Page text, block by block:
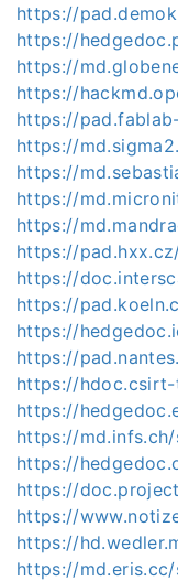
https://
https://
https://
https://
https://
https://
https://
https://
https://
https://
https://
https://
https://
https://
https://hdoc.csirt-
https://
https://md.infs.ch/
https://
https://
https://
https://
https://